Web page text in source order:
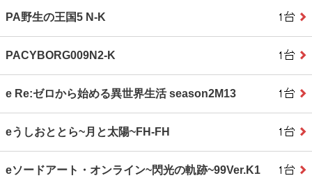
PA野生の王国5 N-K
PACYBORG009N2-K
e Re:ゼロから始める異世界生活 season2M13
eうしおととら~月と太陽~FH-FH
eソードアート・オンライン~閃光の軌跡~99Ver.K1